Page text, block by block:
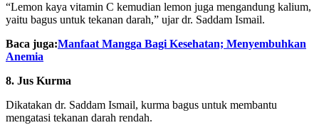
“Lemon kaya vitamin C kemudian lemon juga mengandung kalium,
yaitu bagus untuk tekanan darah,” ujar dr. Saddam Ismail.
Baca juga:Manfaat Mangga Bagi Kesehatan; Menyembuhkan
Anemia
8. Jus Kurma
Dikatakan dr. Saddam Ismail, kurma bagus untuk membantu
mengatasi tekanan darah rendah.